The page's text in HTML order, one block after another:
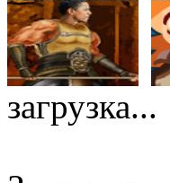
загрузка...